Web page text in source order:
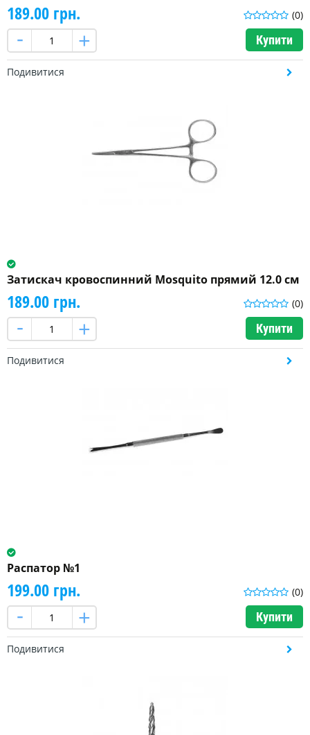
(0)
189.00 грн.
Купити
Подивитися
Затискач кровоспинний Mosquito прямий 12.0 см
(0)
189.00 грн.
Купити
Подивитися
Распатор №1
(0)
199.00 грн.
Купити
Подивитися